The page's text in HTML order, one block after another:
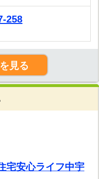
258
見る
宅安心ライフ中宇